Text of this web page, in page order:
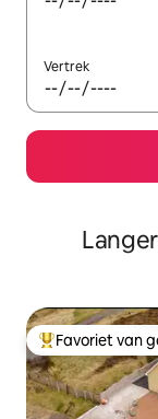
Vertrek
Topfavoriet van
Favoriet van